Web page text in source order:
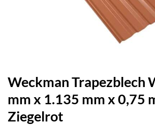
Weckman Trapezblech
mm x 1.135 mm x 0,75
Ziegelrot